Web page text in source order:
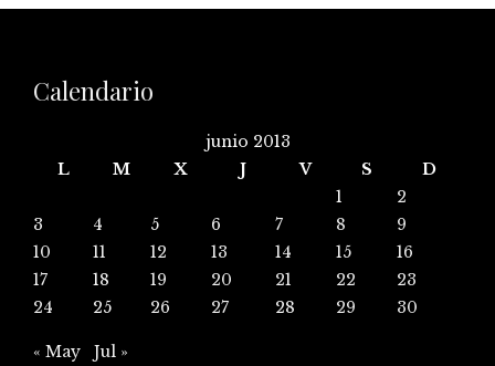
Calendario
junio 2013
L
M X J V S
D
1
2
3
4 5 6 7 8
9
10
11 12 13 14 15
16
17
18 19 20 21 22
23
24
25 26 27 28 29 30
« May Jul »